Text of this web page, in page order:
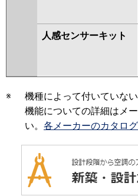
人感センサーキット
※
機種によって付いていな
機能についての詳細はメ
い。 各メーカーのカタロ